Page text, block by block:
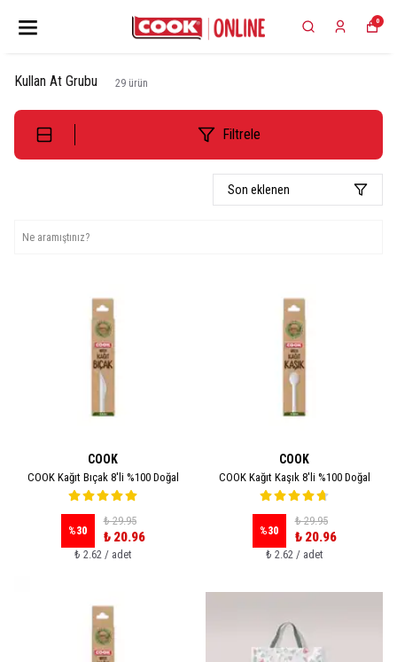
0
Kullan At Grubu 29 ürün
Filtrele
Son eklenen
COOK
COOK Kağıt Bıçak 8'li %100 Doğal
%30
₺ 29.95
₺ 20.96
₺ 2.62 / adet
COOK
COOK Kağıt Kaşık 8'li %100 Doğal
%30
₺ 29.95
₺ 20.96
₺ 2.62 / adet